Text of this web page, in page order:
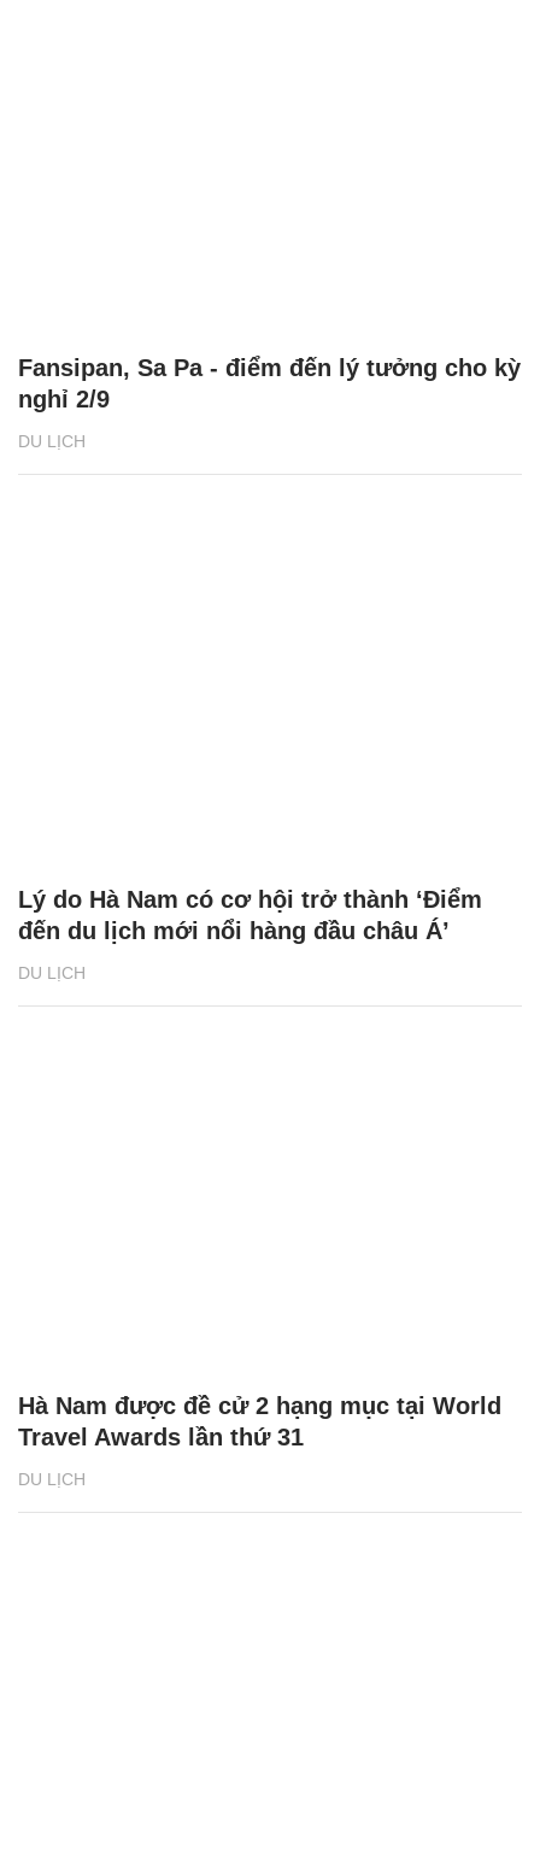
DU LỊCH
Fansipan, Sa Pa - điểm đến lý tưởng cho kỳ
nghỉ 2/9
DU LỊCH
Lý do Hà Nam có cơ hội trở thành ‘Điểm
đến du lịch mới nổi hàng đầu châu Á’
DU LỊCH
Hà Nam được đề cử 2 hạng mục tại World
Travel Awards lần thứ 31